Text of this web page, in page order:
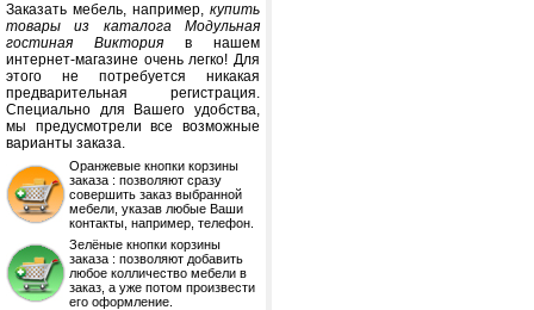
Заказать мебель, например, купить
товары из каталога Модульная
гостиная Виктория в нашем
интернет-магазине очень легко! Для
этого не потребуется никакая
предварительная регистрация.
Специально для Вашего удобства,
мы предусмотрели все возможные
варианты заказа.
Оранжевые кнопки корзины
заказа : позволяют сразу
совершить заказ выбранной
мебели, указав любые Ваши
контакты, например, телефон.
Зелёные кнопки корзины
заказа : позволяют добавить
любое колличество мебели в
заказ, а уже потом произвести
его оформление.